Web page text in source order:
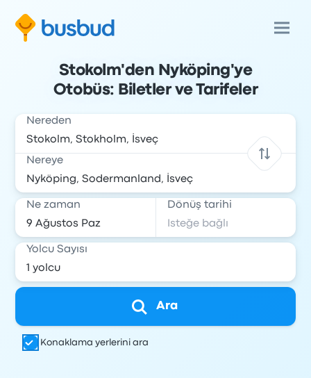
Stokolm'den Nyköping'ye
Otobüs: Biletler ve Tarifeler
Nereden
Nereye
Ne zaman Dönüş tarihi
Yolcu Sayısı
Ara
Konaklama yerlerini ara